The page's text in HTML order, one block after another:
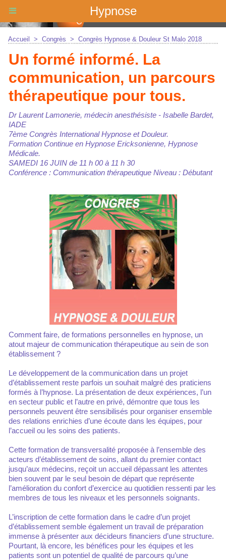
Hypnose
Accueil > Congrès > Congrès Hypnose & Douleur St Malo 2018
Un formé informé. La
communication, un parcours
thérapeutique pour tous.
Dr Laurent Lamonerie, médecin anesthésiste - Isabelle Bardet,
IADE
7ème Congrès International Hypnose et Douleur.
Formation Continue en Hypnose Ericksonienne, Hypnose
Médicale.
SAMEDI 16 JUIN de 11 h 00 à 11 h 30
Conférence : Communication thérapeutique Niveau : Débutant
Comment faire, de formations personnelles en hypnose, un
atout majeur de communication thérapeutique au sein de son
établissement ?
Le développement de la communication dans un projet
d’établissement reste parfois un souhait malgré des praticiens
formés à l’hypnose. La présentation de deux expériences, l’un
en secteur public et l’autre en privé, démontre que tous les
personnels peuvent être sensibilisés pour organiser ensemble
des relations enrichies d’une écoute dans les équipes, pour
l’accueil ou les soins des patients.
Cette formation de transversalité proposée à l’ensemble des
acteurs d’établissement de soins, allant du premier contact
jusqu’aux médecins, reçoit un accueil dépassant les attentes
bien souvent par le seul besoin de départ que représente
l’amélioration du confort d’exercice au quotidien ressenti par les
membres de tous les niveaux et les personnels soignants.
L’inscription de cette formation dans le cadre d’un projet
d’établissement semble également un travail de préparation
immense à présenter aux décideurs financiers d’une structure.
Pourtant, là encore, les bénéfices pour les équipes et les
patients sont un potentiel de qualité de parcours qu’une